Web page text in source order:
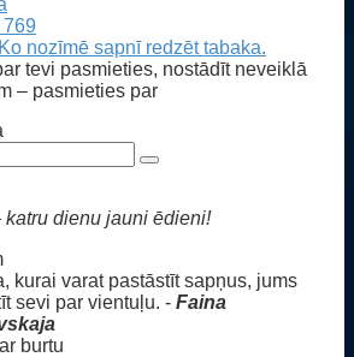
769
nozīmē sapnī redzēt tabaka.
tevi pasmieties, nostādīt neveiklā
– pasmieties par
dienu jauni ēdieni!
kurai varat pastāstīt sapņus, jums
sevi par vientuļu. - Faina
burtu